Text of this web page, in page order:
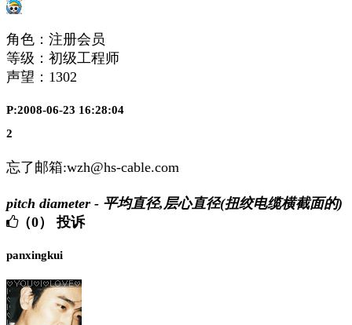
角色：注册会员
等级：初级工程师
声望： 1302
P:2008-06-23 16:28:04
2
忘了邮箱:wzh@hs-cable.com
pitch diameter - 平均直径,层心直径(扭绞电缆横截面的)
（0）
投诉
panxingkui